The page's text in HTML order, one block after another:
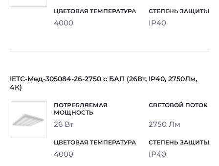
4000 IP40
IETC-Мед-305084-26-2750 с БАП (26Вт, IP40, 2750Лм,
4К)
26 Вт 2750 Лм
4000 IP40